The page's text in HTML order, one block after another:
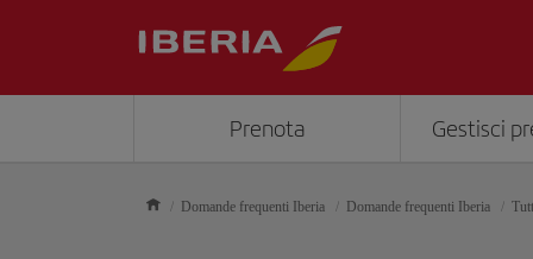
Prenota Gestisci
Domande frequenti Iberia Domande frequenti Iberia